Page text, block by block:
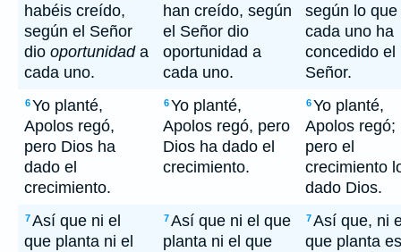
habéis creído,
según el Señor
dio oportunidada
cada uno.
han creído, según
el Señor dio
oportunidad a
cada uno.
según lo que
cada uno ha
concedido el
Señor.
6Yo planté,
Apolos regó,
pero Dios ha
dado el
crecimiento.
6Yo planté,
Apolos regó, pero
Dios ha dado el
crecimiento.
6Yo planté,
Apolos regó;
pero el
crecimiento
dado Dios.
7Así que ni el
que planta ni el
7Así que ni el que
planta ni el que
7Así que, ni
que planta es